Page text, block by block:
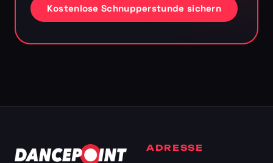
Kostenlose Schnupperstunde sichern
ADRESSE